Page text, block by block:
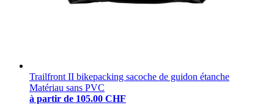
Trailfront II bikepacking sacoche de guidon étanche
Matériau sans PVC
à partir de 105.00 CHF